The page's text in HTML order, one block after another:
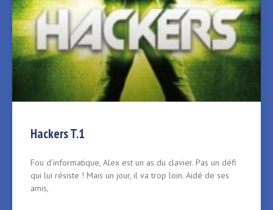
Hackers T.1
Fou d’informatique, Alex est un as du clavier. Pas un défi
qui lui résiste ! Mais un jour, il va trop loin. Aidé de ses
amis,